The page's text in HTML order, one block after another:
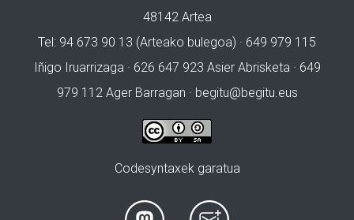
48142 Artea
Tel: 94 673 90 13 (Arteako bulegoa) · 649 979 115
Iñigo Iruarrizaga · 626 647 923 Asier Abrisketa · 649
979 112 Ager Barragan · begitu@begitu.eus
Codesyntaxek garatua